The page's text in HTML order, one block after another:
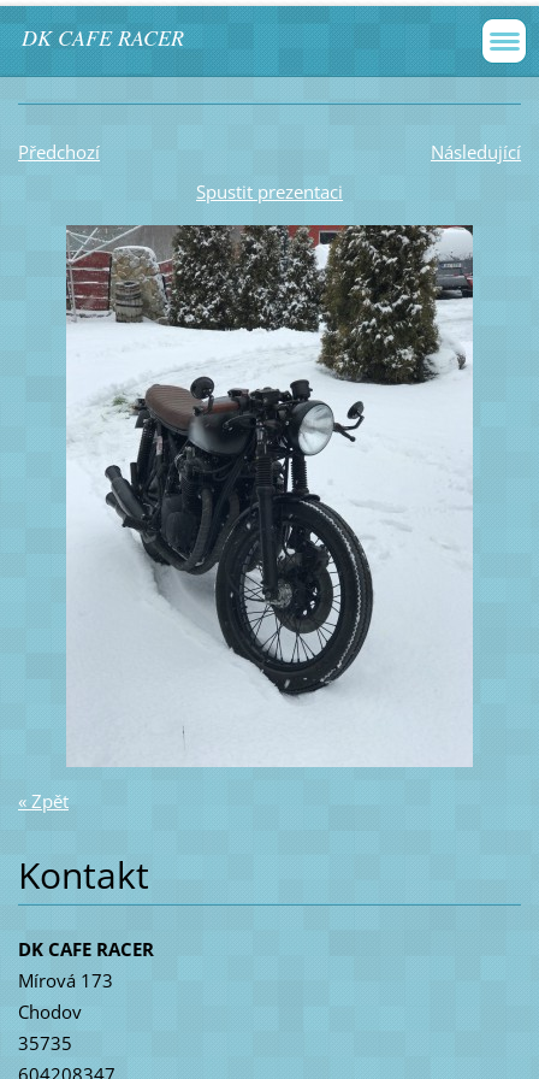
DK CAFE RACER
Předchozí
Následující
Spustit prezentaci
« Zpět
Kontakt
DK CAFE RACER
Mírová 173
Chodov
35735
604208347